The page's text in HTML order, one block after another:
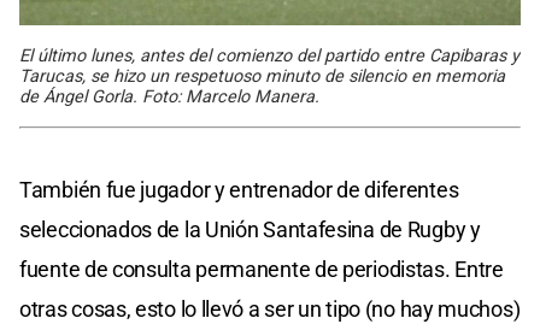
El último lunes, antes del comienzo del partido entre Capibaras y
Tarucas, se hizo un respetuoso minuto de silencio en memoria
de Ángel Gorla. Foto: Marcelo Manera.
También fue jugador y entrenador de diferentes
seleccionados de la Unión Santafesina de Rugby y
fuente de consulta permanente de periodistas. Entre
otras cosas, esto lo llevó a ser un tipo (no hay muchos)